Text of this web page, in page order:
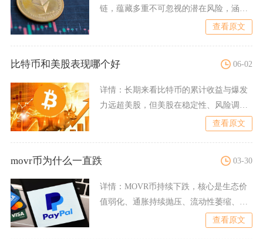
链，蕴藏多重不可忽视的潜在风险，涵盖
技术底层、质押机制、全球监
查看原文
比特币和美股表现哪个好 06-02
详情： 长期来看比特币的累计收益与爆发
力远超美股，但美股在稳定性、风险调整
查看原文
movr币为什么一直跌 03-30
详情： MOVR币持续下跌，核心是生态价
值弱化、通胀持续抛压、流动性萎缩、板
查看原文